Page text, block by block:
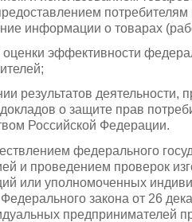
информации о товарах
эффективности
результатов деятельности,
о защите прав
Российской Федерации.
федерального
и проведением проверок
или уполномоченных
закона от 26
предпринимателей